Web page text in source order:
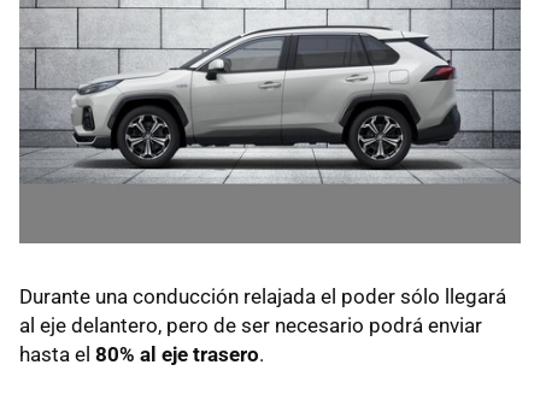
Durante una conducción relajada el poder sólo llegará
al eje delantero, pero de ser necesario podrá enviar
hasta el 80% al eje trasero.